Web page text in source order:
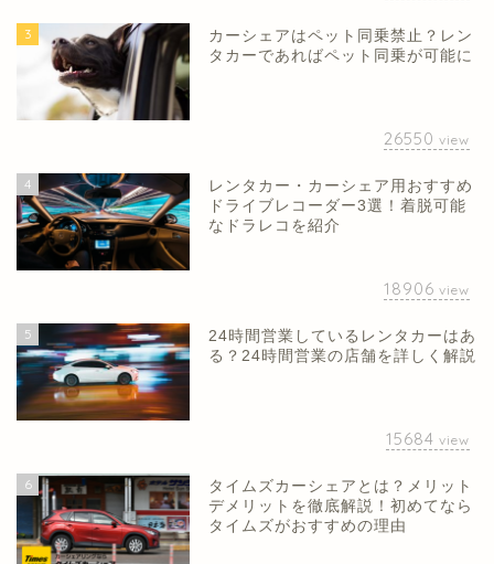
3
カーシェアはペット同乗禁止？レン
タカーであればペット同乗が可能に
26550 view
4
レンタカー・カーシェア用おすすめ
ドライブレコーダー3選！着脱可能
なドラレコを紹介
18906 view
5
24時間営業しているレンタカーはあ
る？24時間営業の店舗を詳しく解説
15684 view
6
タイムズカーシェアとは？メリット
デメリットを徹底解説！初めてなら
タイムズがおすすめの理由